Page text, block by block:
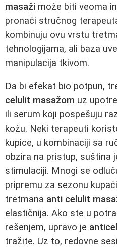
masaži može biti veoma
pronaći stručnog
kombinuju ovu vrstu
tehnologijama, ali baza
manipulacija tkivom.
Da bi efekat bio potpun,
celulit masažom uz
ili serum koji pospešuju
kožu. Neki terapeuti
kupice, u kombinaciji sa
obzira na pristup, suština
stimulaciji. Mnogi se
pripremu za sezonu
tretmana anti celulit
elastičnija. Ako ste u
rešenjem, upravo je
tražite. Uz to, redovne